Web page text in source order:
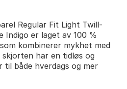
Regular Fit Light Twill-
Indigo er laget av 100 %
kombinerer mykhet med
har en tidløs og
til både hverdags og mer